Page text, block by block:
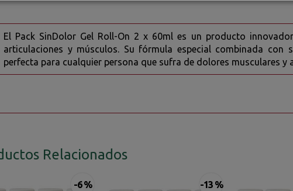
El Pack SinDolor Gel Roll-On 2 x 60ml es un producto
articulaciones y músculos. Su fórmula especial combinada
perfecta para cualquier persona que sufra de dolores musculares y
Relacionados
-6 % -13 %